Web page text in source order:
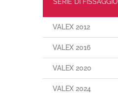
VALEX 2012
VALEX 2016
VALEX 2020
VALEX 2024